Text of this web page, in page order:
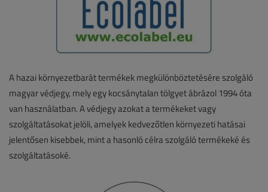
A hazai környezetbarát termékek megkülönböztetésére szolgáló
magyar védjegy, mely egy kocsánytalan tölgyet ábrázol 1994 óta
van használatban. A védjegy azokat a termékeket vagy
szolgáltatásokat jelöli, amelyek kedvezőtlen környezeti hatásai
jelentősen kisebbek, mint a hasonló célra szolgáló termékeké és
szolgáltatásoké.